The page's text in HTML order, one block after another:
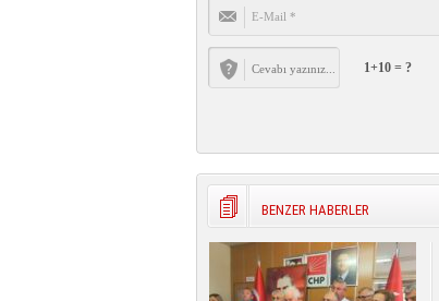
1+10 = ?
BENZER HABERLER